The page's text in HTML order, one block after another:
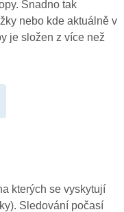
Snadno tak
nebo kde aktuálně v
je složen z více než
kterých se vyskytují
Sledování počasí